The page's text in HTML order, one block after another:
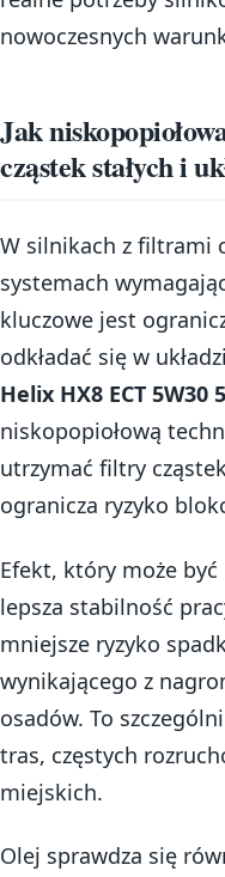
nowoczesnych
Jak
cząstek stałych i
W silnikach z filtrami
systemach
kluczowe jest
odkładać się w
Helix HX8 ECT 5W30
niskopopiołową
utrzymać filtry
ogranicza ryzyko
Efekt, który może
lepsza stabilność
mniejsze ryzyko
wynikającego z
osadów. To
tras, częstych
miejskich.
Olej sprawdza się